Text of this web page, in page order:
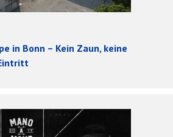
in Bonn – Kein Zaun, keine